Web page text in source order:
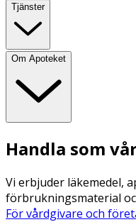
Tjänster
Om Apoteket
Handla som
Vi erbjuder läkemedel,
förbrukningsmaterial
För vårdgivare och